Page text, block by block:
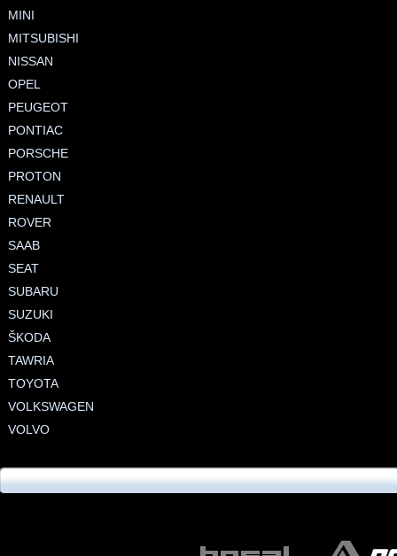
MINI
MITSUBISHI
NISSAN
OPEL
PEUGEOT
PONTIAC
PORSCHE
PROTON
RENAULT
ROVER
SAAB
SEAT
SUBARU
SUZUKI
ŠKODA
TAWRIA
TOYOTA
VOLKSWAGEN
VOLVO